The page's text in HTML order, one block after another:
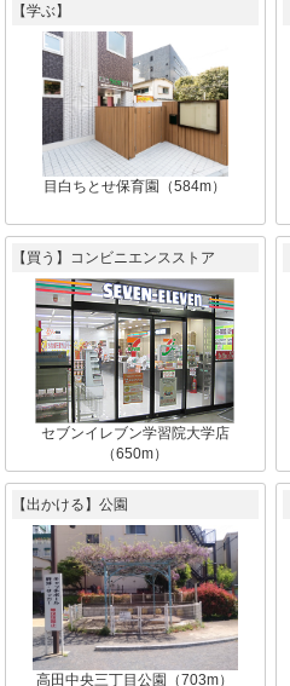
【学ぶ】
目白ちとせ保育園（584m）
【買う】コンビニエンスストア
セブンイレブン学習院大学店
（650m）
【出かける】公園
高田中央三丁目公園（703m）